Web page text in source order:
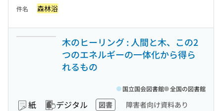
件名 森林浴
木のヒーリング : 人間と木、この2
つのエネルギーの一体化から得ら
れるもの
紙 デジタル 図書 障害者向け資料あり
国立国会図書館 全国の図書館